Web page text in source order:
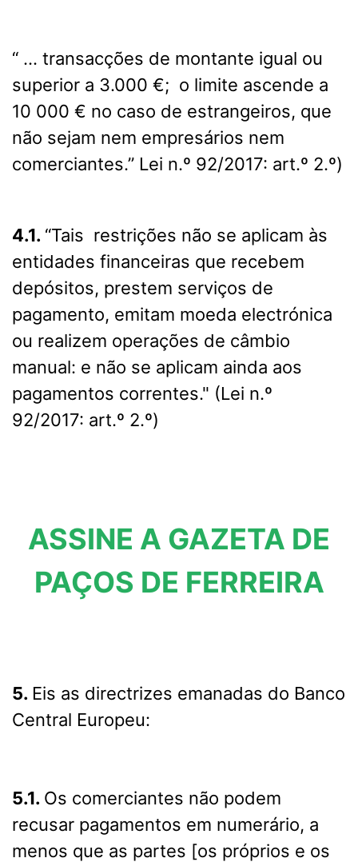
“ … transacções de montante igual ou
superior a 3.000 €; o limite ascende a
10 000 € no caso de estrangeiros, que
não sejam nem empresários nem
comerciantes.” Lei n.º 92/2017: art.º 2.º)
4.1. “Tais restrições não se aplicam às
entidades financeiras que recebem
depósitos, prestem serviços de
pagamento, emitam moeda electrónica
ou realizem operações de câmbio
manual: e não se aplicam ainda aos
pagamentos correntes." (Lei n.º
92/2017: art.º 2.º)
ASSINE A GAZETA DE
PAÇOS DE FERREIRA
5. Eis as directrizes emanadas do Banco
Central Europeu:
5.1. Os comerciantes não podem
recusar pagamentos em numerário, a
menos que as partes [os próprios e os